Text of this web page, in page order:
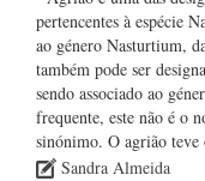
pertencentes à espécie
ao género Nasturtium,
também pode ser
sendo associado ao
frequente, este não é o
sinónimo. O agrião
Sandra Almeida